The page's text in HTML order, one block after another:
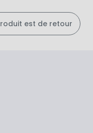
est de retour